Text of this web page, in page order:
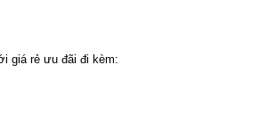
giá rẻ ưu đãi đi kèm: